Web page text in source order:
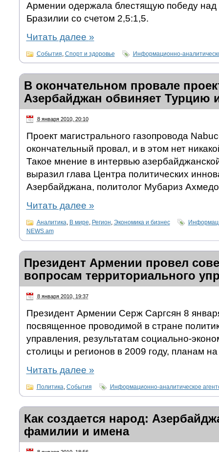
Армении одержала блестящую победу над
Бразилии со счетом 2,5:1,5.
Читать далее »
События, Спорт и здоровье Информационно-
В окончательном провале
Азербайджан обвиняет Турцию
8 января 2010, 20:10
Проект магистрального газопровода
окончательный провал, и в этом нет
Такое мнение в интервью
выразил глава Центра политических
Азербайджана, политолог Мубариз
Читать далее »
Аналитика, В мире, Регион, Экономика и бизнес
NEWS.am
Президент Армении провел
вопросам территориального
8 января 2010, 19:37
Президент Армении Серж Саргсян 8
посвященное проводимой в стране
управления, результатам социально-
столицы и регионов в 2009 году, планам
Читать далее »
Политика События Информационно-аналитическое
Как создается народ:
фамилии и имена